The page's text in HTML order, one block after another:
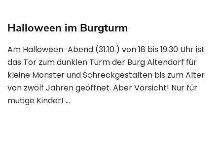
Halloween im Burgturm
Am Halloween-Abend (31.10.) von 18 bis 19:30 Uhr ist
das Tor zum dunklen Turm der Burg Altendorf für
kleine Monster und Schreckgestalten bis zum Alter
von zwölf Jahren geöffnet. Aber Vorsicht! Nur für
mutige Kinder! …